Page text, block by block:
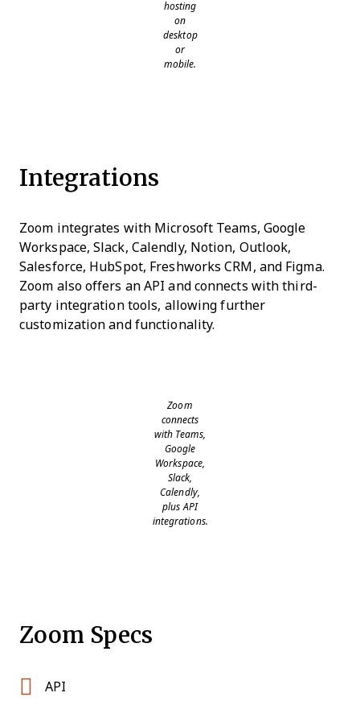
hosting
on
desktop
or
mobile.
Integrations
Zoom integrates with Microsoft Teams, Google
Workspace, Slack, Calendly, Notion, Outlook,
Salesforce, HubSpot, Freshworks CRM, and Figma.
Zoom also offers an API and connects with third-
party integration tools, allowing further
customization and functionality.
Zoom
connects
with Teams,
Google
Workspace,
Slack,
Calendly,
plus API
integrations.
Zoom Specs
API